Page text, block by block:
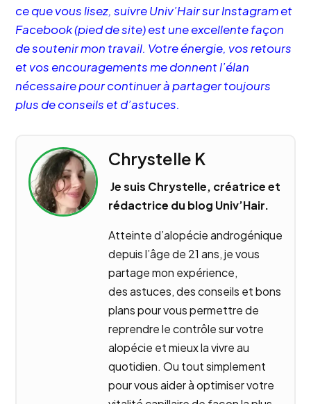
ce que vous lisez, suivre Univ’Hair sur Instagram et
Facebook (pied de site) est une excellente façon
de soutenir mon travail. Votre énergie, vos retours
et vos encouragements me donnent l’élan
nécessaire pour continuer à partager toujours
plus de conseils et d’astuces.
Chrystelle K
Je suis Chrystelle, créatrice et
rédactrice du blog Univ’Hair.
Atteinte d’alopécie androgénique
depuis l’âge de 21 ans, je vous
partage mon expérience,
des astuces, des conseils et bons
plans pour vous permettre de
reprendre le contrôle sur votre
alopécie et mieux la vivre au
quotidien. Ou tout simplement
pour vous aider à optimiser votre